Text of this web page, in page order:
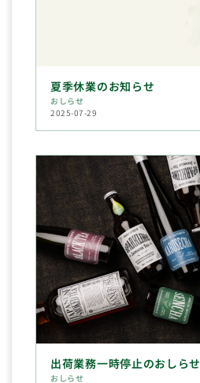
夏季休業のお知らせ
おしらせ
2025-07-29
出荷業務一時停止のおしらせ
おしらせ